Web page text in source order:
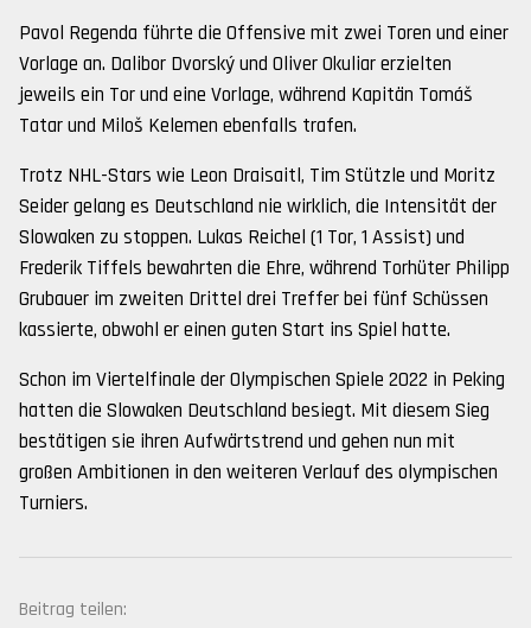
Pavol Regenda führte die Offensive mit zwei Toren und einer
Vorlage an. Dalibor Dvorský und Oliver Okuliar erzielten
jeweils ein Tor und eine Vorlage, während Kapitän Tomáš
Tatar und Miloš Kelemen ebenfalls trafen.
Trotz NHL-Stars wie Leon Draisaitl, Tim Stützle und Moritz
Seider gelang es Deutschland nie wirklich, die Intensität der
Slowaken zu stoppen. Lukas Reichel (1 Tor, 1 Assist) und
Frederik Tiffels bewahrten die Ehre, während Torhüter Philipp
Grubauer im zweiten Drittel drei Treffer bei fünf Schüssen
kassierte, obwohl er einen guten Start ins Spiel hatte.
Schon im Viertelfinale der Olympischen Spiele 2022 in Peking
hatten die Slowaken Deutschland besiegt. Mit diesem Sieg
bestätigen sie ihren Aufwärtstrend und gehen nun mit
großen Ambitionen in den weiteren Verlauf des olympischen
Turniers.
Beitrag teilen: